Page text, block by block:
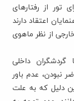
تور از رفتارهای
اعتقاد دارند
از نظر ماهوی
گردشگران داخلی
نبودن، عدم باور
دلیل که به علت